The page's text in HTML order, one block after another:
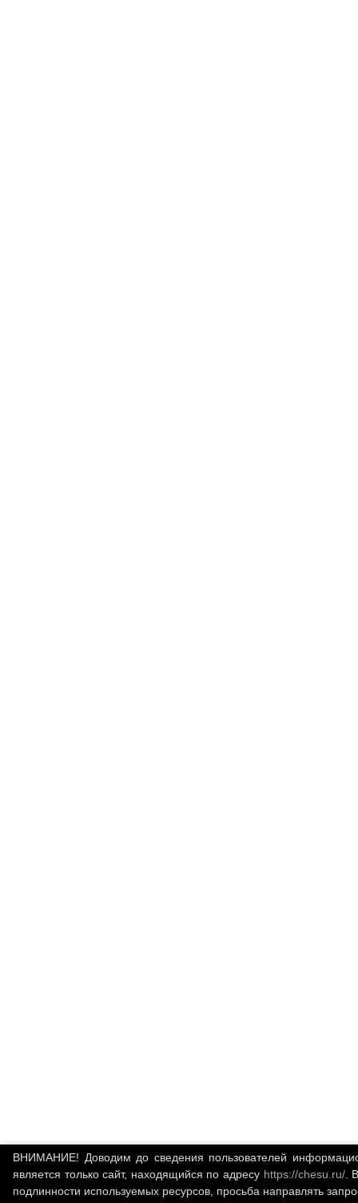
ВНИМАНИЕ! Доводим до сведения пользователей
является только сайт, находящийся по адресу https://chesu.ru/.
подлинности используемых ресурсов, просьба направлять